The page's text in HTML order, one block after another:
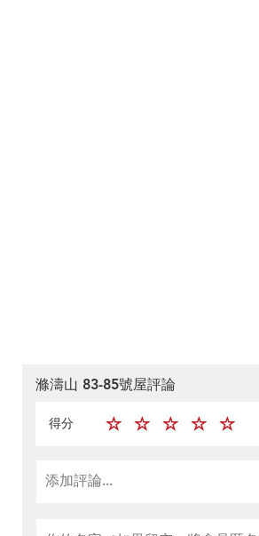
滌濤山 83-85號屋評論
得分